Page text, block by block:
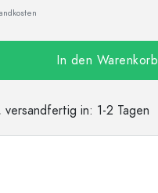
In den Warenkorb
versandfertig in: 1-2 Tagen